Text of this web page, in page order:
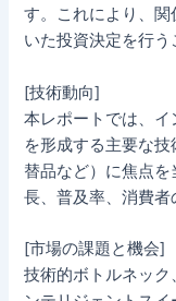
す。これにより、
いた投資決定を行う
[技術動向]
本レポートでは、
を形成する主要な
替品など）に焦点
長、普及率、消費者
[市場の課題と機会]
技術的ボトルネッ